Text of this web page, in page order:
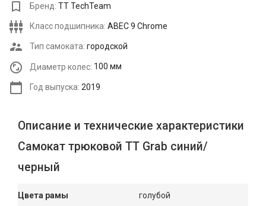
Бренд: TT TechTeam
Класс подшипника: ABEC 9 Chrome
Тип самоката: городской
Диаметр колес: 100 мм
Год выпуска: 2019
Описание и технические характеристики
Самокат трюковой ТТ Grab синий/
черный
Цвета рамы
голубой